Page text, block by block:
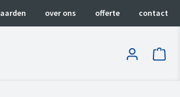
over ons offerte contact